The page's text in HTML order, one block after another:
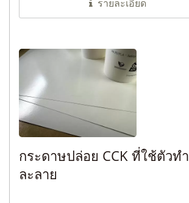
รายละเอียด
กระดาษปล่อย CCK ที่ใช้ตัวทำ
ละลาย